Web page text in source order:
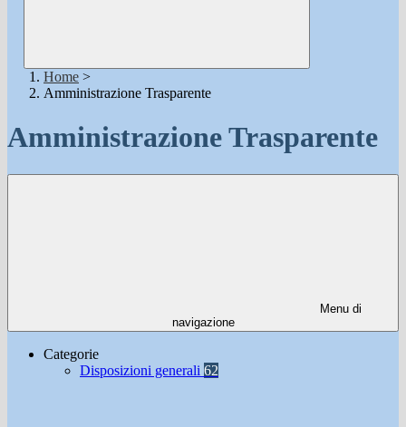
Home >
Amministrazione Trasparente
Amministrazione Trasparente
Menu di
navigazione
Categorie
Disposizioni generali 62